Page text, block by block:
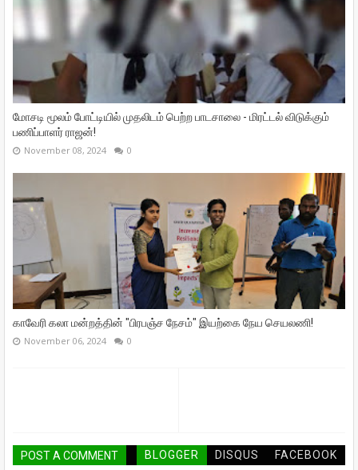
மோசடி மூலம் போட்டியில் முதலிடம் பெற்ற பாடசாலை - மிரட்டல் விடுக்கும்
பணிப்பாளர் ராஜன்!
November 08, 2024 0
காவேரி கலா மன்றத்தின் "பிரபஞ்ச நேசம்" இயற்கை நேய செயலணி!
November 06, 2024 0
POST A COMMENT BLOGGER DISQUS FACEBOOK